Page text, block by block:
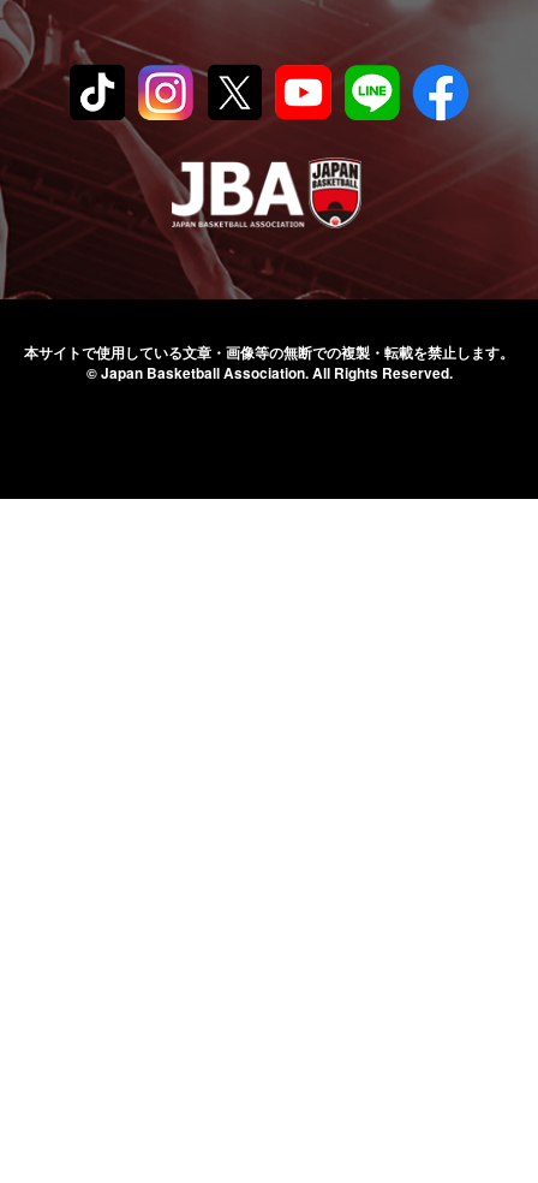
本サイトで使用している文章・画像等の無断での複製・転載を禁止します。
© Japan Basketball Association.All Rights Reserved.